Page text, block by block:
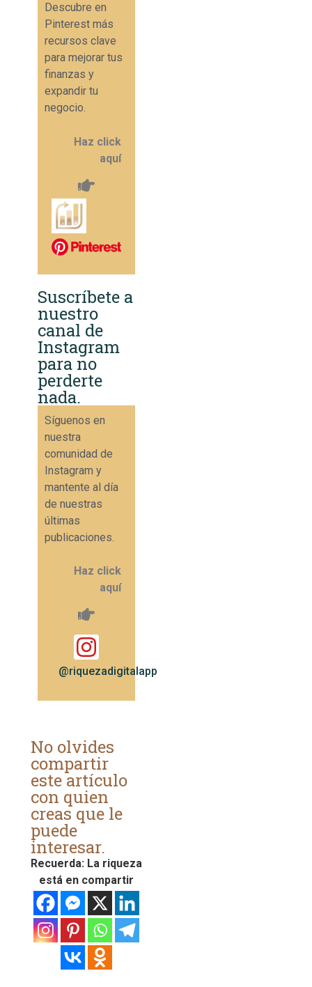
Descubre en
Pinterest más
recursos clave
para mejorar tus
finanzas y
expandir tu
negocio.
Haz click
aquí
Suscríbete a
nuestro
canal de
Instagram
para no
perderte
nada.
Síguenos en
nuestra
comunidad de
Instagram y
mantente al día
de nuestras
últimas
publicaciones.
Haz click
aquí
@riquezadigitalapp
No olvides
compartir
este artículo
con quien
creas que le
puede
interesar.
Recuerda: La riqueza
está en compartir